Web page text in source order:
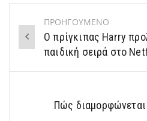
Post
navigation
ΠΡΟΗΓΟΥΜΕΝΟ
Ο πρίγκιπας Harry
παιδική σειρά στο
Πώς διαμορφώνεται